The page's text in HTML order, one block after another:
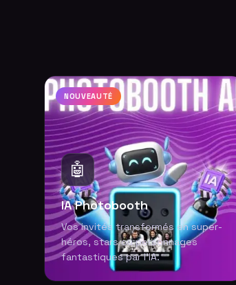
NOUVEAUTÉ
🤖
IA Photobooth
Vos invités transformés en super-
héros, stars ou personnages
fantastiques par l'IA.